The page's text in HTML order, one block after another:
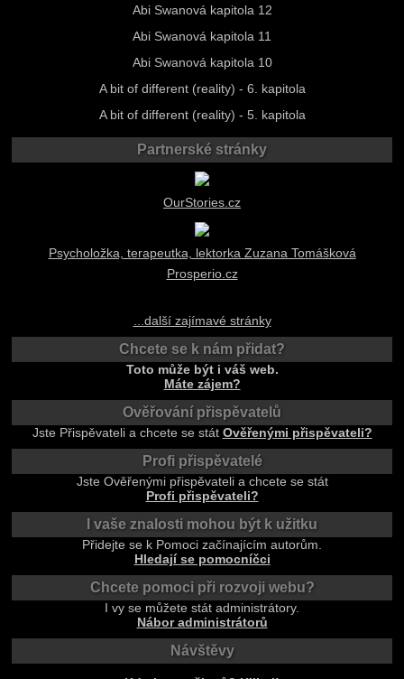
Abi Swanová kapitola 12
Abi Swanová kapitola 11
Abi Swanová kapitola 10
A bit of different (reality) - 6. kapitola
A bit of different (reality) - 5. kapitola
Partnerské stránky
OurStories.cz
Psycholožka, terapeutka, lektorka Zuzana Tomášková
Prosperio.cz
...další zajímavé stránky
Chcete se k nám přidat?
Toto může být i váš web.
Máte zájem?
Ověřování přispěvatelů
Jste Přispěvateli a chcete se stát Ověřenými přispěvateli?
Profi přispěvatelé
Jste Ověřenými přispěvateli a chcete se stát
Profi přispěvateli?
I vaše znalosti mohou být k užitku
Přidejte se k Pomoci začínajícím autorům.
Hledají se pomocníčci
Chcete pomoci při rozvoji webu?
I vy se můžete stát administrátory.
Nábor administrátorů
Návštěvy